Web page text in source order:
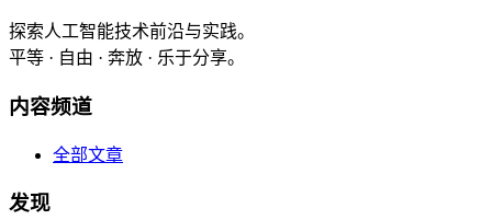
探索人工智能技术前沿与实践。
平等 · 自由 · 奔放 · 乐于分享。
内容频道
全部文章
发现